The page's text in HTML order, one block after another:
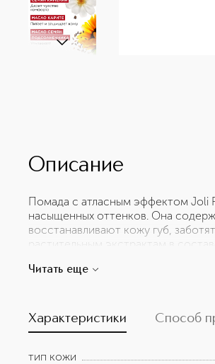
Описание
Помада с атласным эффектом Joli
насыщенных оттенков. Она
восстанавливают кожу губ,
растительным экстрактам в
текстура приятно обволакивает
технически не предусмотрено.
Читать еще
Характеристики Способ
тип кожи